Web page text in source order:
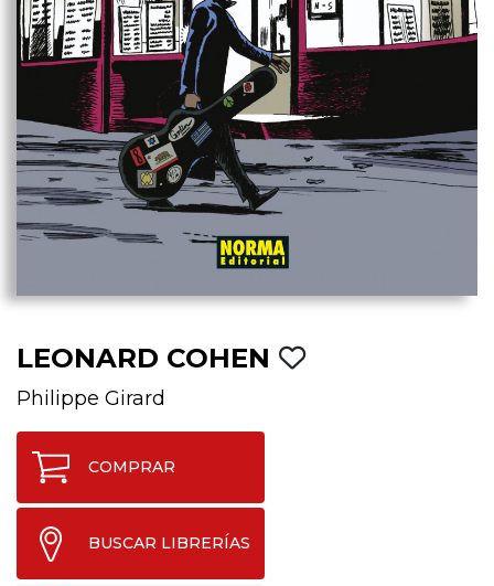
LEONARD COHEN
Philippe Girard
COMPRAR
BUSCAR LIBRERÍAS